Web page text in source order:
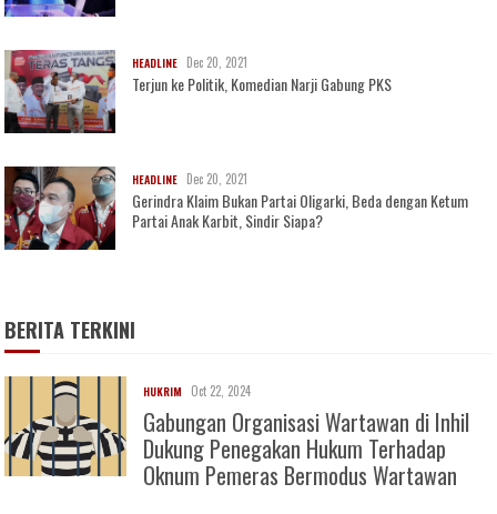
HEADLINE Dec 20, 2021
Terjun ke Politik, Komedian Narji Gabung PKS
HEADLINE Dec 20, 2021
Gerindra Klaim Bukan Partai Oligarki, Beda dengan Ketum
Partai Anak Karbit, Sindir Siapa?
BERITA TERKINI
HUKRIM Oct 22, 2024
Gabungan Organisasi Wartawan di Inhil
Dukung Penegakan Hukum Terhadap
Oknum Pemeras Bermodus Wartawan